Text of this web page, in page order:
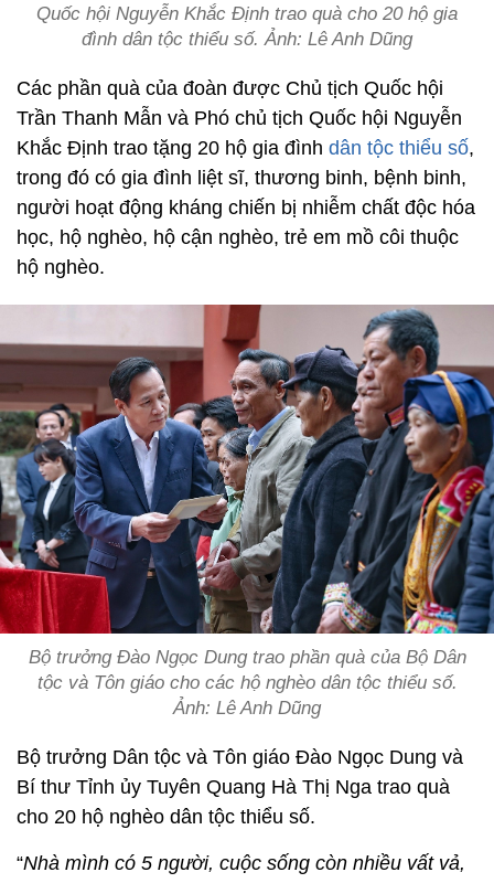
Quốc hội Nguyễn Khắc Định trao quà cho 20 hộ gia
đình dân tộc thiểu số. Ảnh: Lê Anh Dũng
Các phần quà của đoàn được Chủ tịch Quốc hội
Trần Thanh Mẫn và Phó chủ tịch Quốc hội Nguyễn
Khắc Định trao tặng 20 hộ gia đình dân tộc thiểu số,
trong đó có gia đình liệt sĩ, thương binh, bệnh binh,
người hoạt động kháng chiến bị nhiễm chất độc hóa
học, hộ nghèo, hộ cận nghèo, trẻ em mồ côi thuộc
hộ nghèo.
Bộ trưởng Đào Ngọc Dung trao phần quà của Bộ Dân
tộc và Tôn giáo cho các hộ nghèo dân tộc thiểu số.
Ảnh: Lê Anh Dũng
Bộ trưởng Dân tộc và Tôn giáo Đào Ngọc Dung và
Bí thư Tỉnh ủy Tuyên Quang Hà Thị Nga trao quà
cho 20 hộ nghèo dân tộc thiểu số.
“Nhà mình có 5 người, cuộc sống còn nhiều vất vả,